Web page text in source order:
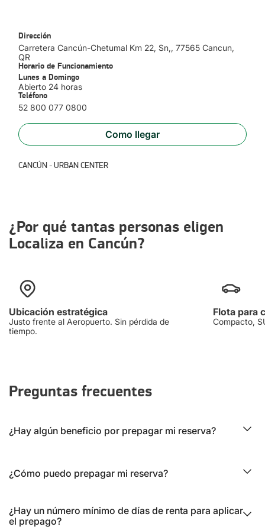
nuestra página de red de agencia
aeropuerto donde quieres recoger y devolver el coche. Así
podrás disfrutar de México con la comodidad y la seguridad
que te brinda Localiza.
Dirección
Carretera Cancún-Chetumal Km 22, Sn,, 77565 Cancun,
QR
Horario de Funcionamiento
Lunes a Domingo
Abierto 24 horas
Teléfono
52 800 077 0800
Como llegar
CANCÚN - URBAN CENTER
¿Por qué tantas personas eligen
Localiza en Cancún?
Ubicación estratégica
Justo frente al Aeropuerto. Sin pérdida de
tiempo.
Flota para
Compacto,
Preguntas frecuentes
¿Hay algún beneficio por prepagar mi reserva?
¿Cómo puedo prepagar mi reserva?
¿Hay un número mínimo de días de renta para aplicar
el prepago?